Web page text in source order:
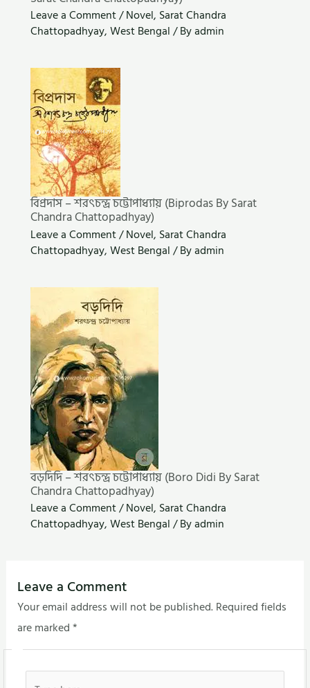
Leave a Comment/Novel, Sarat Chandra
Chattopadhyay,West Bengal/ Byadmin
বিপ্রদাস – শরৎচন্দ্র চট্টোপাধ্যায় (Biprodas By Sarat
Chandra Chattopadhyay)
Leave a Comment/Novel, Sarat Chandra
Chattopadhyay,West Bengal/ Byadmin
বড়দিদি – শরৎচন্দ্র চট্টোপাধ্যায় (Boro Didi By Sarat
Chandra Chattopadhyay)
Leave a Comment/Novel, Sarat Chandra
Chattopadhyay,West Bengal/ Byadmin
Leave a Comment
Your email address will not be published.Required fields
are marked*